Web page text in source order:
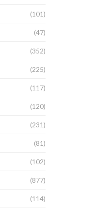
(101)
(47)
(352)
(225)
(117)
(120)
(231)
(81)
(102)
(877)
(114)